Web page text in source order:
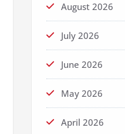
August 2026
July 2026
June 2026
May 2026
April 2026